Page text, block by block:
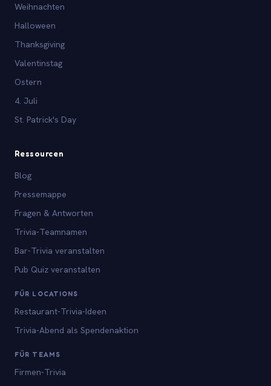
Weihnachten
Halloween
Thanksgiving
Valentinstag
Ostern
4. Juli
St. Patrick's Day
Ressourcen
Blog
Pressemappe
Fragen & Antworten
Trivia-Teamnamen
Bar-Trivia veranstalten
Pub Quiz veranstalten
FÜR LOCATIONS
Restaurant-Trivia-Ideen
Trivia-Abend als Spendenaktion
FÜR TEAMS
Firmen-Trivia